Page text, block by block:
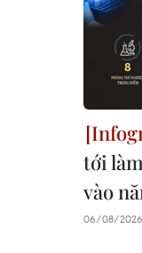
tới
vào
06/08/2026